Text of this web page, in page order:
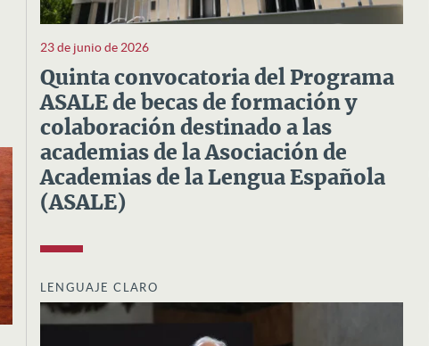
23 de junio de 2026
Quinta convocatoria del Programa
ASALE de becas de formación y
colaboración destinado a las
academias de la Asociación de
Academias de la Lengua Española
(ASALE)
LENGUAJE CLARO